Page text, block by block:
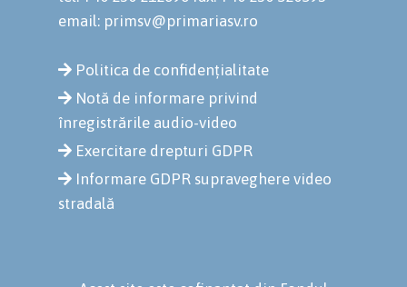
email: primsv@primariasv.ro
Politica de confidențialitate
Notă de informare privind
înregistrările audio-video
Exercitare drepturi GDPR
Informare GDPR supraveghere video
stradală